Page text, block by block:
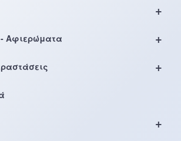
+
+
Αφιερώματα
+
+